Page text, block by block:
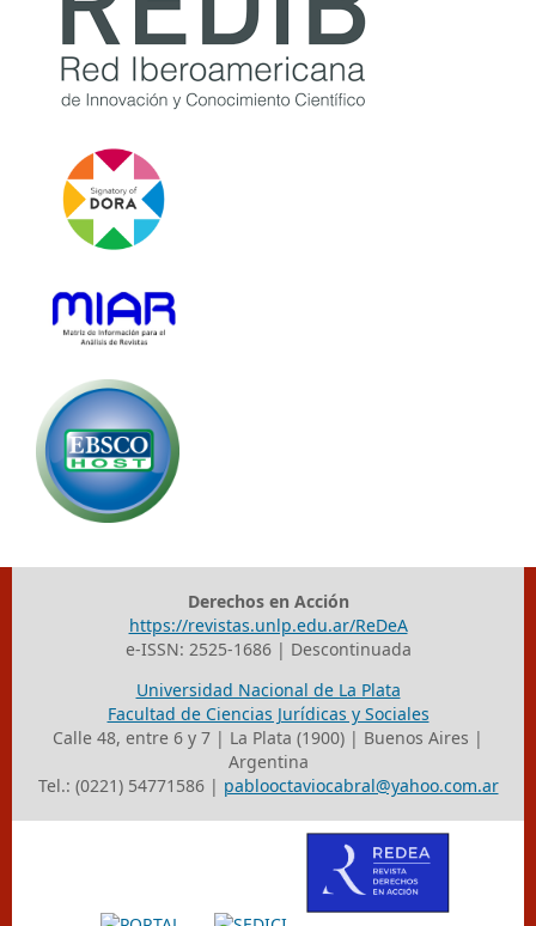
Derechos en Acción
https://revistas.unlp.edu.ar/ReDeA
e-ISSN: 2525-1686 | Descontinuada
Universidad Nacional de La Plata
Facultad de Ciencias Jurídicas y Sociales
Calle 48, entre 6 y 7 | La Plata (1900) | Buenos Aires |
Argentina
Tel.: (0221) 54771586 | pablooctaviocabral@yahoo.com.ar